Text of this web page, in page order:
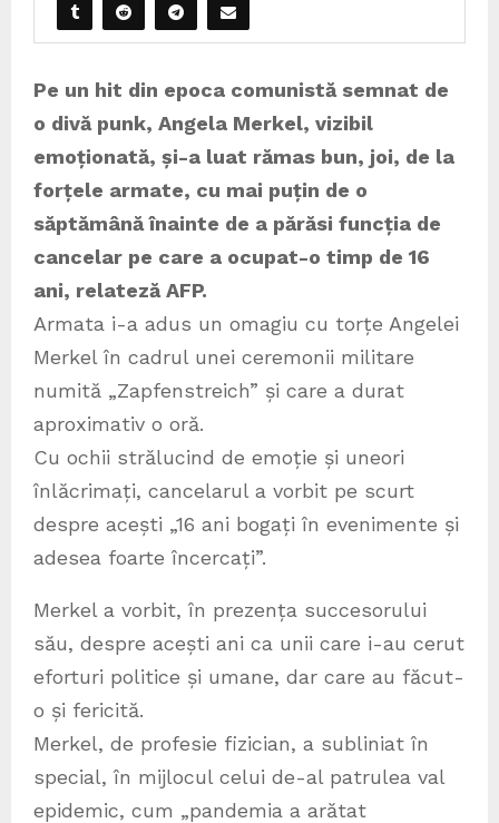
Pe un hit din epoca comunistă semnat de
o divă punk, Angela Merkel, vizibil
emoționată, și-a luat rămas bun, joi, de la
forțele armate, cu mai puțin de o
săptămână înainte de a părăsi funcția de
cancelar pe care a ocupat-o timp de 16
ani, relateză AFP.
Armata i-a adus un omagiu cu torțe Angelei
Merkel în cadrul unei ceremonii militare
numită „Zapfenstreich” și care a durat
aproximativ o oră.
Cu ochii strălucind de emoție și uneori
înlăcrimați, cancelarul a vorbit pe scurt
despre acești „16 ani bogați în evenimente și
adesea foarte încercați”.
Merkel a vorbit, în prezența succesorului
său, despre acești ani ca unii care i-au cerut
eforturi politice și umane, dar care au făcut-
o și fericită.
Merkel, de profesie fizician, a subliniat în
special, în mijlocul celui de-al patrulea val
epidemic, cum „pandemia a arătat